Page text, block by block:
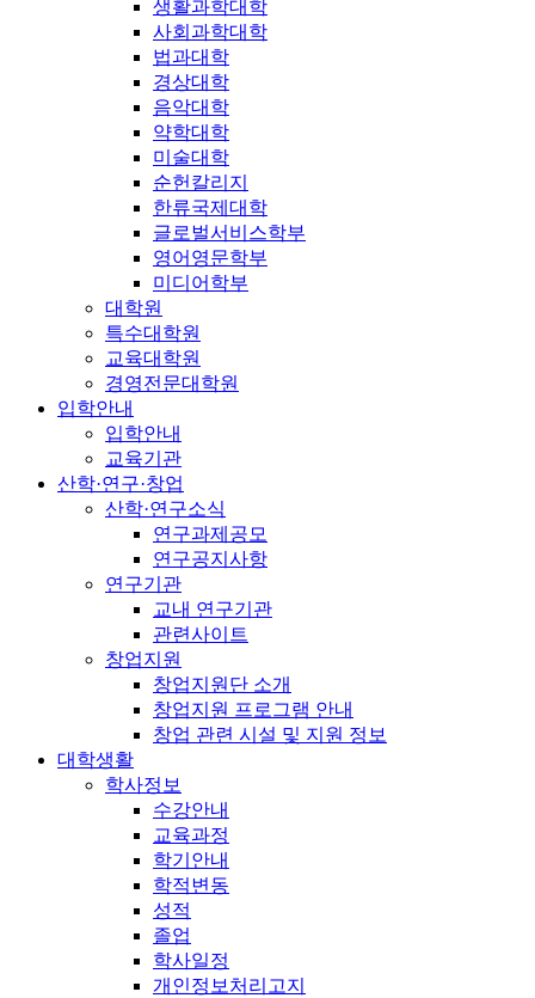
생활과학대학
사회과학대학
법과대학
경상대학
음악대학
약학대학
미술대학
순헌칼리지
한류국제대학
글로벌서비스학부
영어영문학부
미디어학부
대학원
특수대학원
교육대학원
경영전문대학원
입학안내
입학안내
교육기관
산학·연구·창업
산학·연구소식
연구과제공모
연구공지사항
연구기관
교내 연구기관
관련사이트
창업지원
창업지원단 소개
창업지원 프로그램 안내
창업 관련 시설 및 지원 정보
대학생활
학사정보
수강안내
교육과정
학기안내
학적변동
성적
졸업
학사일정
개인정보처리고지